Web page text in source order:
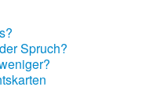
Spruch?